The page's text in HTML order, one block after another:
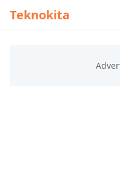
Teknokita